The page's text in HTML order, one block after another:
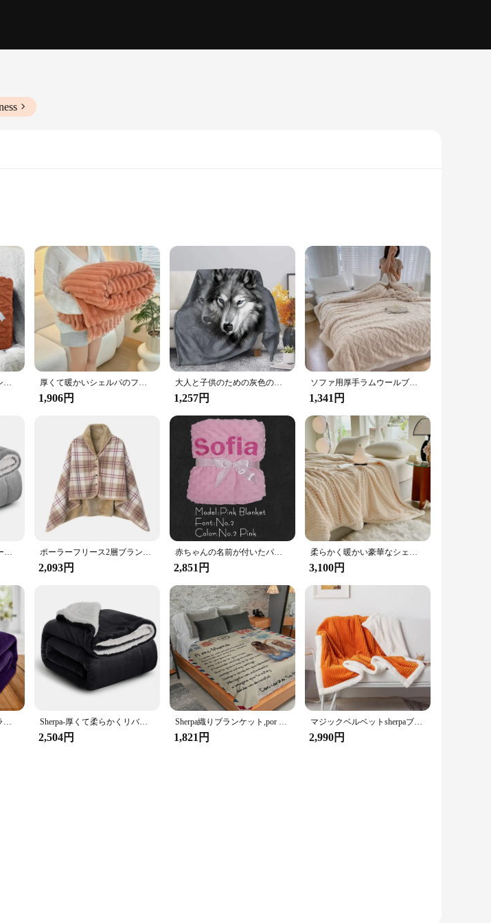
a plush and cozy layer that transcends seasons. Crafted from premium Sherpa fleece, this blanket
above all else. Its generous size ensures that you can wrap yourself in its warm embrace, whether
neutral color palette makes it a perfect match for any room's decor, while its lightweight construction
can be used for various occasions, from casual movie nights to festive gatherings. Its durable
for years to come.
an excellent choice for friends, family, or even as a corporate gift. Its universal appeal and practicality
your product line, offering a high-quality, sought-after item that is in demand. Whether you're looking
offerings, the Bedsure Sherpa Fleece Throw Blanket is a reliable choice that is sure to delight.
キングサイズのベッド用シェルパブランケット,ファジー,ソフト,居心地の良い,フリース,厚手,暖かい,クリーム,冬 厚くて暖かいシェルパのフリースブランケット,ソファ,冬の寝具,柔らかいピクニック,オールシーズンのベッド
1,906円
大人と子供のための灰色のオオカミのプリントフランネルフリースブランケット,月の夜,ベッドの上のシェルパ,毛皮の毛布
1,257円
ソファ用厚手ラムウールブランケット,シェルパフリース,柔らかく,ふわふわ,暖かい,居心地の良い,ぬいぐるみ,ファジー,3Dパターン
1,341円
Sherpa-厚手のソフトフリースブランケット,寝袋,ソファスローカバー,ダブル,冬用,暖かい ポーラーフリース2層ブランケット、バックルシェルパ、小さなお昼寝ブランケット、四季、オフィスショール
2,093円
赤ちゃんの名前が付いたパーソナライズされたミンキーフリースブランケット、新生児の男の子と女の子のためのおくるみベッド、幼児のベビーカーとベビーベッド、誕生日プレゼント
2,851円
柔らかく暖かい豪華なシェルパブランケット,幾何学的な質感,厚いフリース,軽量,冬
3,100円
リバーシブルファジーフランネルフリースブランケット、ウォームシャエルパブランケット、スーパーソフトウール、ぬいぐるみベルベットソファ、軽量、冬 Sherpa-厚くて柔らかくリバーシブルのフリースブランケット,マイクロファイバーブランケット,冬用,キャンプ用,ソファ用
2,504円
Sherpa織りブランケット,por avion,carta mi mama,con Carelo,tu haja,快適
1,821円
マジックベルベットsherpaブランケットスローオレンジとホワイトのSherpa-柔らかくぬいぐるみふわふわで暖かくて厚いソファチェア用
2,990円